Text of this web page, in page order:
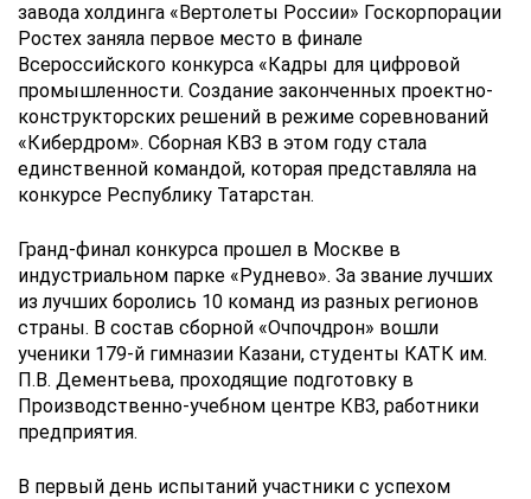
завода холдинга «Вертолеты России» Госкорпорации
Ростех заняла первое место в финале
Всероссийского конкурса «Кадры для цифровой
промышленности. Создание законченных проектно-
конструкторских решений в режиме соревнований
«Кибердром». Сборная КВЗ в этом году стала
единственной командой, которая представляла на
конкурсе Республику Татарстан.
Гранд-финал конкурса прошел в Москве в
индустриальном парке «Руднево». За звание лучших
из лучших боролись 10 команд из разных регионов
страны. В состав сборной «Очпочдрон» вошли
ученики 179-й гимназии Казани, студенты КАТК им.
П.В. Дементьева, проходящие подготовку в
Производственно-учебном центре КВЗ, работники
предприятия.
В первый день испытаний участники с успехом